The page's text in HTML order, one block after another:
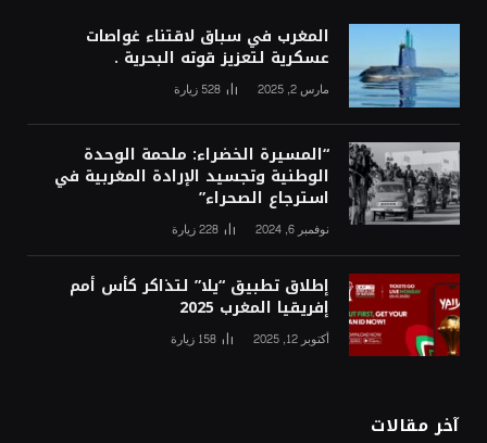
المغرب في سباق لاقتناء غواصات
عسكرية لتعزيز قوته البحرية .
مارس 2, 2025 528 زيارة
“المسيرة الخضراء: ملحمة الوحدة
الوطنية وتجسيد الإرادة المغربية في
استرجاع الصحراء”
نوفمبر 6, 2024 228زيارة
إطلاق تطبيق “يلا” لتذاكر كأس أمم
إفريقيا المغرب 2025
أكتوبر 12, 2025 158 زيارة
آخر مقالات